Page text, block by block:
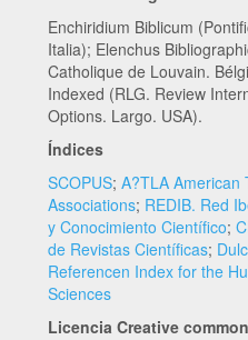
Enchiridium Biblicum
Italia); Elenchus
Catholique de
Indexed (RLG. Review
Options. Largo. USA).
Índices
SCOPUS; A?TLA American
Associations; REDIB. Red
y Conocimiento Científico;
de Revistas Científicas;
Referencen Index for the
Sciences
Licencia Creative